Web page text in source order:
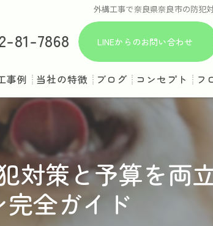
外構工事で奈良県奈良市の防犯
81-7868 LINEからのお問い合わせ
事例 当社の特徴
ドッグラン
ペット対応
ドッグスペース
ブログ コンセプト フ
対策と予算を両
全ガイド